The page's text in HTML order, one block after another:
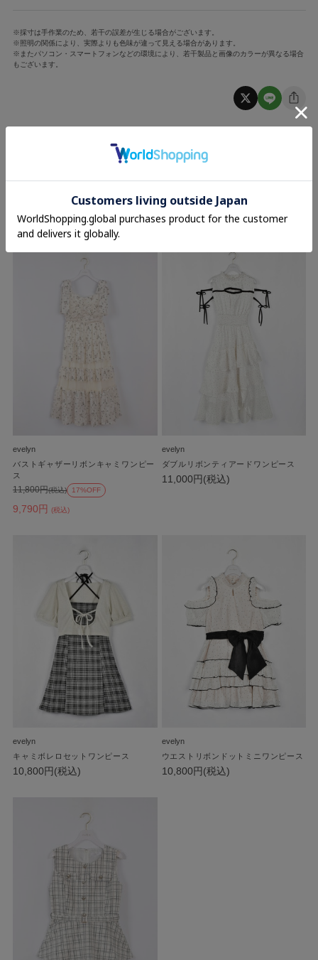
※採寸は手作業のため、若干の誤差が生じる場合がございます。
※照明の関係により、実際よりも色味が違って見える場合があります。
※またパソコン・スマートフォンなどの環境により、若干製品と画像のカラーが異なる場合
もございます。
RECOMMEND
evelyn
バストギャザーリボンキャミワンピー
ス
9,790円 (税込)
11,800円(税込) 17%OFF
evelyn
ダブルリボンティアードワンピース
11,000円(税込)
evelyn
キャミボレロセットワンピース
10,800円(税込)
evelyn
ウエストリボンドットミニワンピース
10,800円(税込)